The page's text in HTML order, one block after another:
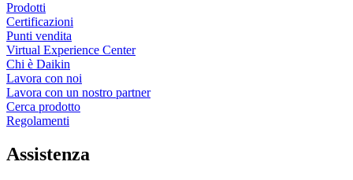
Prodotti
Certificazioni
Punti vendita
Virtual Experience Center
Chi è Daikin
Lavora con noi
Lavora con un nostro partner
Cerca prodotto
Regolamenti
Assistenza